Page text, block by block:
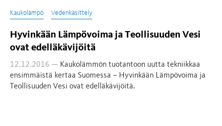
Kaukolämpö Vedenkäsittely
Hyvinkään Lämpövoima ja Teollisuuden Vesi
ovat edelläkävijöitä
12.12.2016 — Kaukolämmön tuotantoon uutta tekniikkaa
ensimmäistä kertaa Suomessa – Hyvinkään Lämpövoima ja
Teollisuuden Vesi ovat edelläkävijöitä.